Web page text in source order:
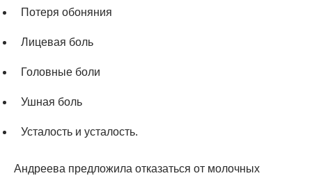
Потеря обоняния
Лицевая боль
Головные боли
Ушная боль
Усталость и усталость.
Андреева предложила отказаться от молочных